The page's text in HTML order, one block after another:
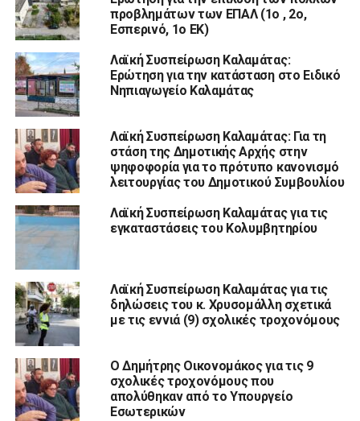
προβλημάτων των ΕΠΑΛ (1ο , 2ο,
Εσπερινό, 1ο ΕΚ)
Λαϊκή Συσπείρωση Καλαμάτας:
Ερώτηση για την κατάσταση στο Ειδικό
Νηπιαγωγείο Καλαμάτας
Λαϊκή Συσπείρωση Καλαμάτας: Για τη
στάση της Δημοτικής Αρχής στην
ψηφοφορία για το πρότυπο κανονισμό
λειτουργίας του Δημοτικού Συμβουλίου
Λαϊκή Συσπείρωση Καλαμάτας για τις
εγκαταστάσεις του Κολυμβητηρίου
Λαϊκή Συσπείρωση Καλαμάτας για τις
δηλώσεις του κ. Χρυσομάλλη σχετικά
με τις εννιά (9) σχολικές τροχονόμους
Ο Δημήτρης Οικονομάκος για τις 9
σχολικές τροχονόμους που
απολύθηκαν από το Υπουργείο
Εσωτερικών